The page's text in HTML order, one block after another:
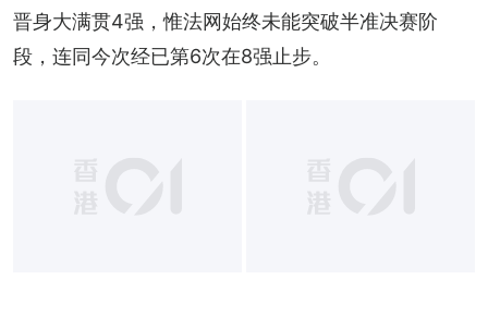
晋身大满贯4强，惟法网始终未能突破半准决赛阶
段，连同今次经已第6次在8强止步。